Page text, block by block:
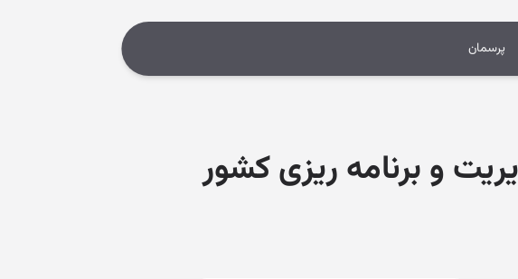
پرسمان
و برنامه ریزی کشور